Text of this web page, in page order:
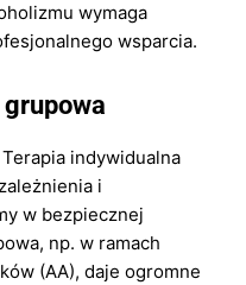
wymaga
wsparcia.
indywidualna
i
w bezpiecznej
np. w ramach
(AA), daje ogromne